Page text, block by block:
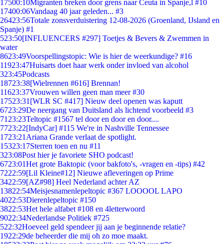
17500:10Migranten breken door grens naar Ceuta in Spanje,l #10
17400:06Vandaag 40 jaar geleden... #3
26423:56Totale zonsverduistering 12-08-2026 (Groenland, IJsland en
Spanje) #1
523:50[INFLUENCERS #297] Toetjes & Bevers & Zwemmen in
water
8623:49Voorspellingstopic: Wie is hier de weerkundige? #16
11923:47Huisarts doet haar werk onder invloed van alcohol
323:45Podcasts
18723:38[Wielrennen #616] Brennan!
11623:37Vrouwen willen geen man meer #30
17523:31 [WLR SC #417] Nieuw deel openen was kaputt
6723:29De neergang van Duitsland als lichtend voorbeeld #3
71 23:23Teltopic #1567 tel door en door en door....
7723:22[IndyCar] #115 We're in Nashville Tennessee
1723:21 Ariana Grande verlaat de spotlight.
15323:17Sterren toen en nu #11
323:08Post hier je favoriete SHO podcast!
6723:01Het grote Baktopic (voor bakfoto's, -vragen en -tips) #42
7222:59[Lil Kleine#12] Nieuwe afleveringen op Prime
3422:59[AZ#98] Heel Nederland achter AZ
13822:54Meisjesnamenlepeltopic #367 LOOOOL LAPO
4022:53Dierenlepeltopic #150
3822:53Het hele alfabet #108 en 4letterwoord
9022:34Nederlandse Politiek #725
522:32Hoeveel geld spendeer jij aan je beginnende relatie?
1922:29de beheerder die mij oh zo moe maakt.